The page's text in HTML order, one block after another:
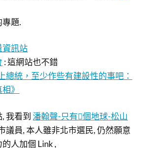
題.
資訊站
: 這網站也不錯
總統，至少作些有建設性的事吧：
》
, 我看到潘翰聲-只有個地球-松山
議員, 本人雖非北市選民, 仍然願意
人加個 Link ,